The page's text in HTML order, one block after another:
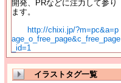
開発、PRなどに注力して参り
ます。
http://chixi.jp/?m=pc&a=p
age_o_free_page&c_free_page
_id=1
イラストタグ一覧